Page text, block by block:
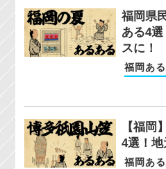
福岡県
ある4
スに！
福岡あ
【福岡
4選！
福岡あ